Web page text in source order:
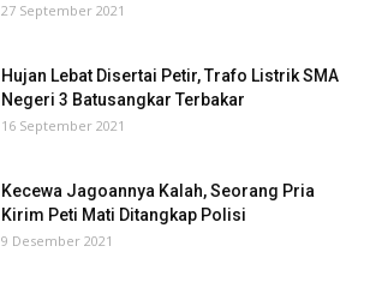
27 September 2021
Hujan Lebat Disertai Petir, Trafo Listrik SMA
Negeri 3 Batusangkar Terbakar
16 September 2021
Kecewa Jagoannya Kalah, Seorang Pria
Kirim Peti Mati Ditangkap Polisi
9 Desember 2021